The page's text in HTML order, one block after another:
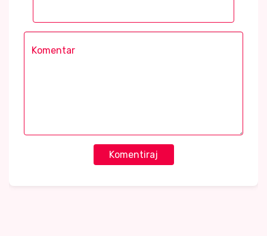
Komentiraj